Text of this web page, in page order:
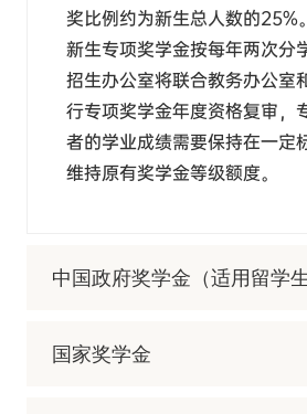
奖比例约为新生总人数的25%。
新生专项奖学金按每年两次分
招生办公室将联合教务办公室
行专项奖学金年度资格复审，
者的学业成绩需要保持在一定
维持原有奖学金等级额度。
中国政府奖学金（适用留学
国家奖学金